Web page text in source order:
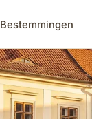
Bestemmingen